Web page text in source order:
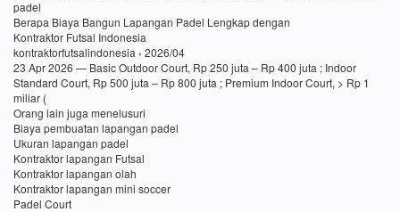
padel
Berapa Biaya Bangun Lapangan Padel Lengkap dengan
Kontraktor Futsal Indonesia
kontraktorfutsalindonesia › 2026/04
23 Apr 2026 — Basic Outdoor Court, Rp 250 juta – Rp 400 juta ; Indoor
Standard Court, Rp 500 juta – Rp 800 juta ; Premium Indoor Court, > Rp 1
miliar (
Orang lain juga menelusuri
Biaya pembuatan lapangan padel
Ukuran lapangan padel
Kontraktor lapangan Futsal
Kontraktor lapangan olah
Kontraktor lapangan mini soccer
Padel Court